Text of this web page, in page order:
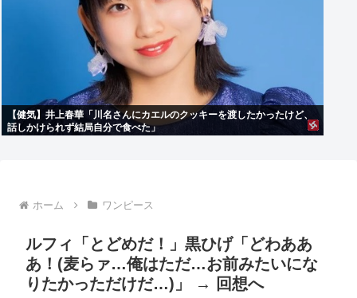
【健気】井上春華「川名さんにカエルのクッキーを渡したかったけど、
話しかけられず結局自分で食べた」
ホーム ワンピース
ルフィ「とどめだ！」黒ひげ「どわああ
あ！(麦らァ…俺はただ…お前みたいにな
りたかっただけだ…)」 → 回想へ